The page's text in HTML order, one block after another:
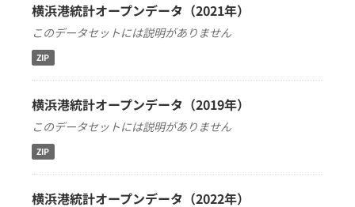
横浜港統計オープンデータ（2021年）
このデータセットには説明がありません
ZIP
横浜港統計オープンデータ（2019年）
このデータセットには説明がありません
ZIP
横浜港統計オープンデータ（2022年）